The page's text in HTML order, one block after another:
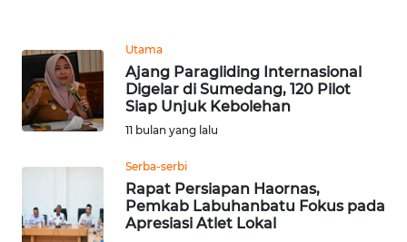
Utama
Ajang Paragliding Internasional
Digelar di Sumedang, 120 Pilot
Siap Unjuk Kebolehan
11 bulan yang lalu
Serba-serbi
Rapat Persiapan Haornas,
Pemkab Labuhanbatu Fokus pada
Apresiasi Atlet Lokal
BEKASI
WN
BOGOR
WN
WN